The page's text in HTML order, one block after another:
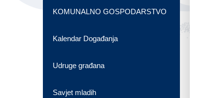
KOMUNALNO GOSPODARSTVO
Kalendar Događanja
Udruge građana
Savjet mladih